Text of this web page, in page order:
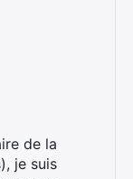
de la
je suis